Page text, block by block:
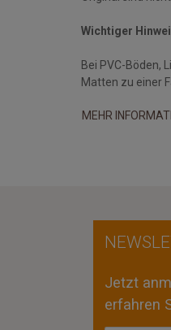
Wichtiger
Bei PVC-Böden,
Matten zu einer
MEHR
Jetzt
erfahren